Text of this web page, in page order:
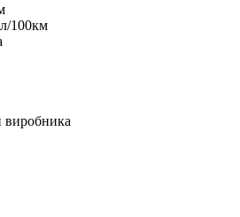
л/100км
виробника